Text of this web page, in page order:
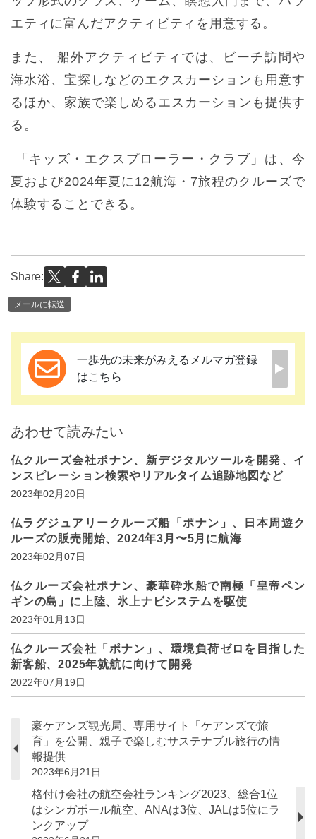
エティに富んだアクティビティを用意する。
また、 船外アクティビティでは、ビーチ訪問や
海水浴、宝探しなどのエクスカーションも用意す
るほか、家族で楽しめるエスカーションも提供す
る。
「キッズ・エクスプローラー・クラブ」は、今
夏および2024年夏に12航海・7旅程のクルーズで
体験することできる。
Share:
メールに転送
一歩先の未来がみえるメルマガ登録
はこちら
あわせて読みたい
仏クルーズ会社ポナン、新デジタルツールを開発、イ
ンスピレーション検索やリアルタイム追跡地図など
2023年02月20日
仏ラグジュアリークルーズ船「ポナン」、日本周遊ク
ルーズの販売開始、2024年3月〜5月に航海
2023年02月07日
仏クルーズ会社ポナン、豪華砕氷船で南極「皇帝ペン
ギンの島」に上陸、氷上ナビシステムを駆使
2023年01月13日
仏クルーズ会社「ポナン」、環境負荷ゼロを目指した
新客船、2025年就航に向けて開発
2022年07月19日
豪ケアンズ観光局、専用サイト「ケアンズで旅
育」を公開、親子で楽しむサステナブル旅行の情
報提供
2023年6月21日
格付け会社の航空会社ランキング2023、総合1位
はシンガポール航空、ANAは3位、JALは5位にラ
ンクアップ